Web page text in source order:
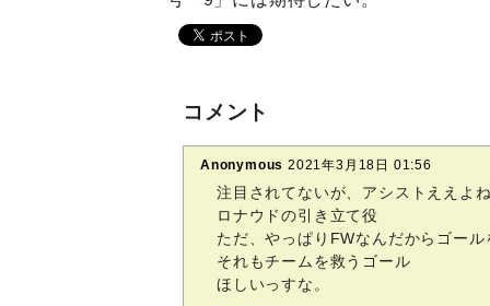
コメント
Anonymous 2021年3月18日 01:56
注目されてないが、アシストええよね
ロナウドの引き立て役
ただ、やっぱりFWなんだからゴール
それもチームを救うゴール
ほしいっすな。